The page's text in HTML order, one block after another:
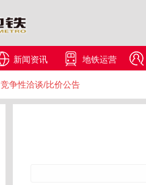
新闻资讯 地铁运营
竞争性洽谈/比价公告